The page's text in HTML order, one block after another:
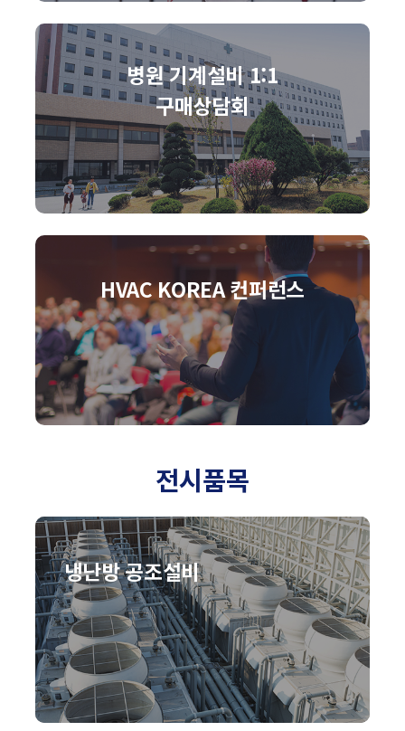
병원 기계설비 1:1
구매상담회
HVAC KOREA 컨퍼런스
전시품목
냉난방 공조설비